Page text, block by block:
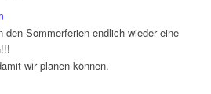
den Sommerferien endlich wieder eine
wir planen können.